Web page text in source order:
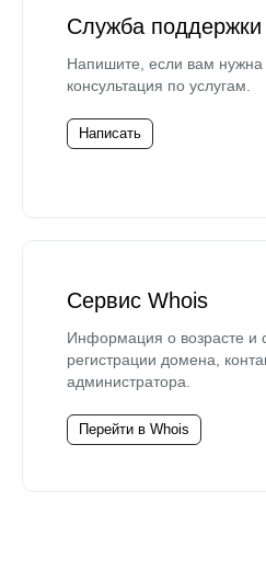
Служба поддержки
Напишите, если вам
консультация по услугам.
Написать
Сервис Whois
Информация о возрасте и
регистрации домена,
администратора.
Перейти в Whois